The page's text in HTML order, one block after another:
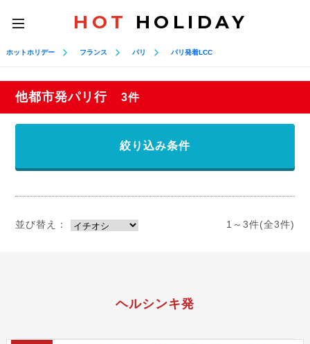
toggle
navigation
HOT HOLIDAY
ホットホリデー フランス パリ パリ発着LCC
他都市発パリ行 3件
絞り込み条件
並び替え： 1～3件(全3件)
ヘルシンキ発